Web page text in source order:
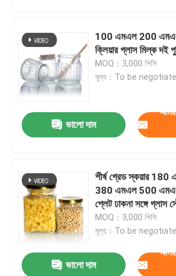
গ্লাস কাপ
জার বোতল ক্যাপ
গৃহস্থালি গ্লাসওয়্যার
100 এমএল 200 এমএল
ক্লিয়ার গ্লাস মিল্ক দই
MOQ：3,000 পিসি
মূল্য：To be
ভালো দাম
শীর্ষ গ্রেড স্কয়ার
380 এমএল 500
প্লেট ঢাকনা সঙ্গে গ্লাস
MOQ：3,000 পিসি
মূল্য：To be
ভালো দাম